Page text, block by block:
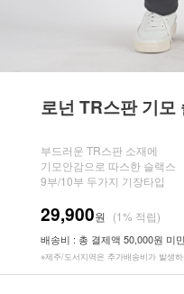
로넌 TR스판 기모
부드러운 TR스판 소재에
기모안감으로 따스한 슬랙스
9부/10부 두가지 기장타입
29,900원 (1% 적립)
배송비 : 총 결제액 50,000원 미
※제주/도서지역은 추가배송비가 발생